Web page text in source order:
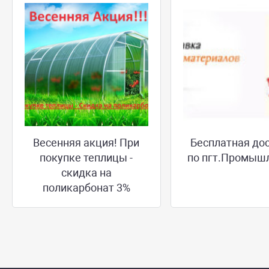
Весенняя акция! При
покупке теплицы -
скидка на
поликарбонат 3%
Бесплатная
по